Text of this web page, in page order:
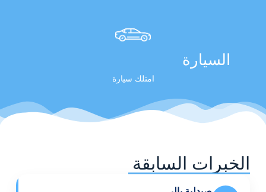
السيارة
امتلك سيارة
الخبرات السابقة